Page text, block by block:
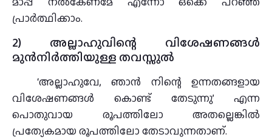
പ്രാർത്ഥിക്കാം.
2) അല്ലാഹുവിന്റെ വിശേഷണങ്ങൾ
മുൻനിർത്തിയുള്ള തവസ്സുല്‍
‘അല്ലാഹുവേ, ഞാൻ നിന്റെ ഉന്നതങ്ങളായ
വിശേഷണങ്ങൾ കൊണ്ട് തേടുന്നു’ എന്ന
പൊതുവായ രൂപത്തിലോ അതല്ലെങ്കിൽ
പ്രത്യേകമായ രൂപത്തിലോ തേടാവുന്നതാണ്.